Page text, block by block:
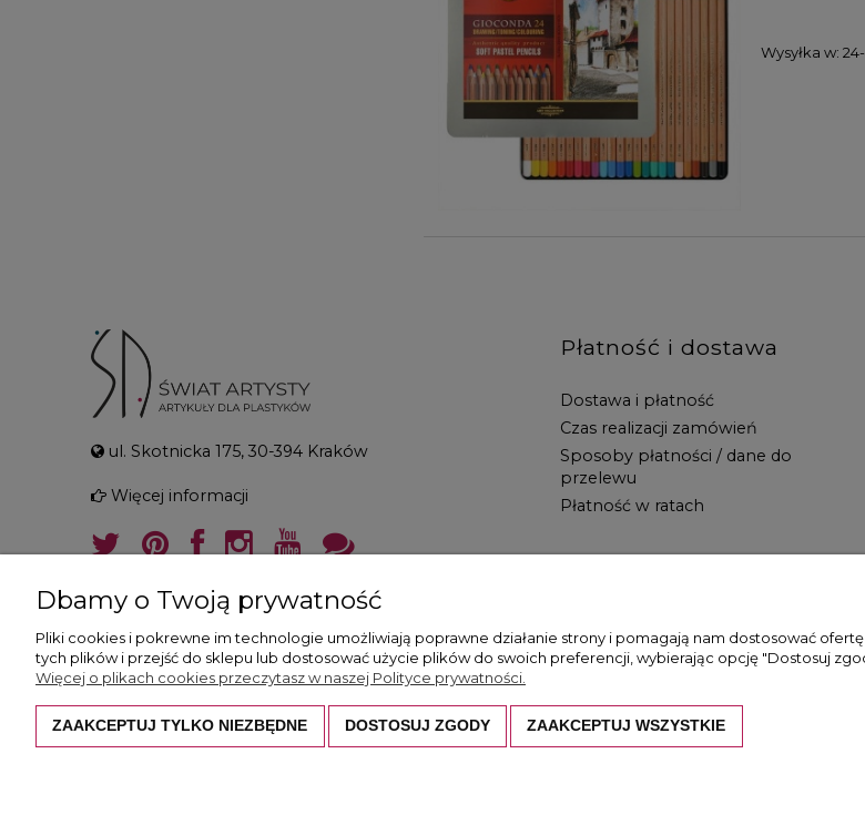
Wysyłka w:
ul. Skotnicka 175, 30-394 Kraków
Więcej informacji
Płatność i dostawa
Dostawa i płatność
Czas realizacji zamówień
Sposoby płatności / dane do
przelewu
Płatność w ratach
Wszystkie prezentowane zdjęcia i opisy chronione są prawem autorskim. Kopiowanie i
Dbamy o Twoją prywatność
Pliki cookies i pokrewne im technologie umożliwiają poprawne działanie strony i pomagają nam dostosować
tych plików i przejść do sklepu lub dostosować użycie plików do swoich preferencji, wybierając opcję "Dostosuj
Więcej o plikach cookies przeczytasz w naszej Polityce prywatności.
ZAAKCEPTUJ TYLKO NIEZBĘDNE DOSTOSUJ ZGODY ZAAKCEPTUJ WSZYSTKIE